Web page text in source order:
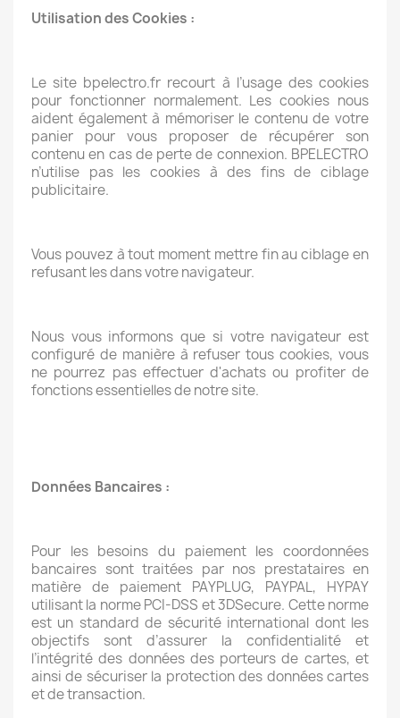
Utilisation des Cookies :
Le site bpelectro.fr recourt à l’usage des cookies
pour fonctionner normalement. Les cookies nous
aident également à mémoriser le contenu de votre
panier pour vous proposer de récupérer son
contenu en cas de perte de connexion. BPELECTRO
n’utilise pas les cookies à des fins de ciblage
publicitaire.
Vous pouvez à tout moment mettre fin au ciblage en
refusant les dans votre navigateur.
Nous vous informons que si votre navigateur est
configuré de manière à refuser tous cookies, vous
ne pourrez pas effectuer d'achats ou profiter de
fonctions essentielles de notre site.
Données Bancaires :
Pour les besoins du paiement les coordonnées
bancaires sont traitées par nos prestataires en
matière de paiement PAYPLUG, PAYPAL, HYPAY
utilisant la norme PCI-DSS et 3DSecure. Cette norme
est un standard de sécurité international dont les
objectifs sont d’assurer la confidentialité et
l’intégrité des données des porteurs de cartes, et
ainsi de sécuriser la protection des données cartes
et de transaction.